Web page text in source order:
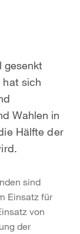
gesenkt
hat sich
Wahlen in
Hälfte der
sind
Einsatz für
von
der